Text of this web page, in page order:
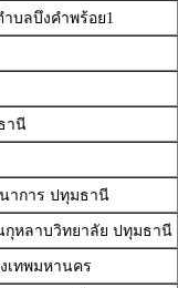
ำบลบึงคำพร้อย1
านี
าการ ปทุมธานี
กุหลาบวิทยาลัย ปทุมธานี
เทพมหานคร